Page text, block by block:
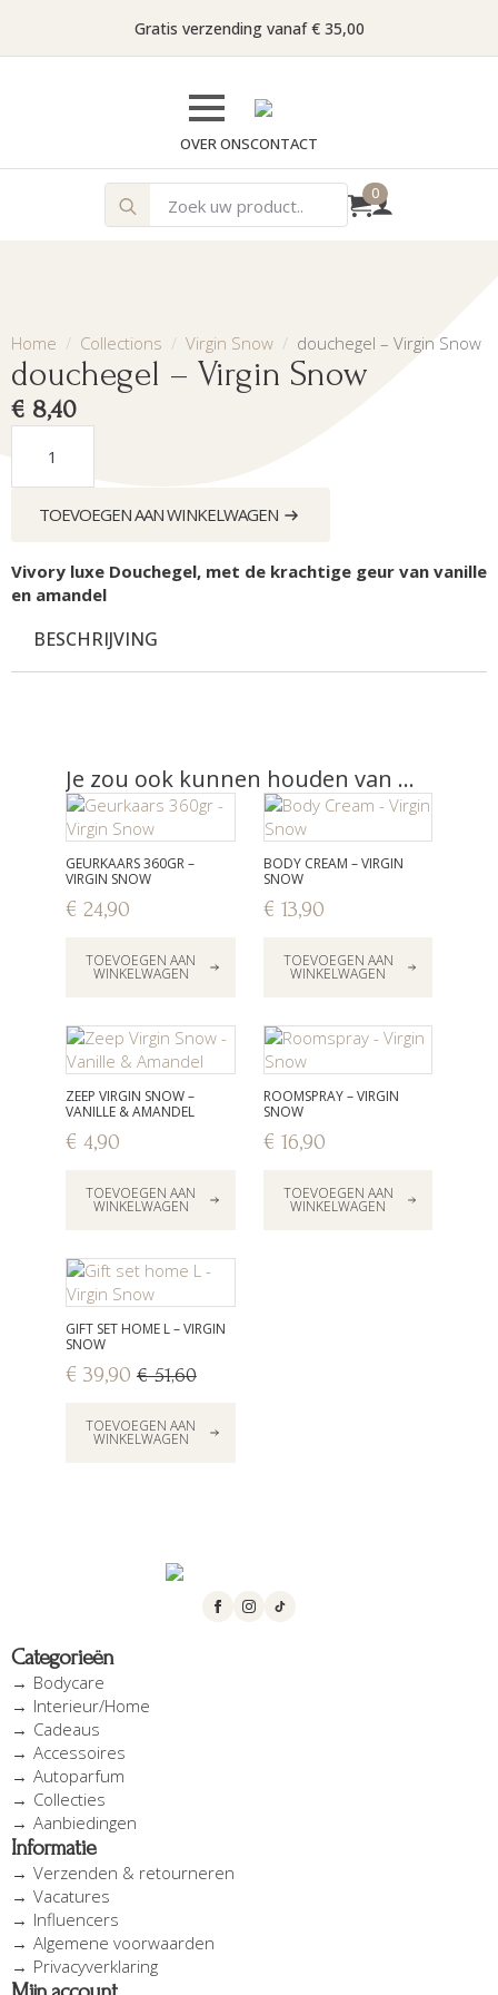
Gratis verzending vanaf € 35,00
OVER ONSCONTACT
Search
for:
0
Home Collections Virgin Snow douchegel – Virgin Snow
douchegel – Virgin Snow
€ 8,40
douchegel
Virgin
Snow
TOEVOEGEN AAN WINKELWAGEN
Vivory luxe Douchegel, met de krachtige geur van vanille
en amandel
BESCHRIJVING
Je zou ook kunnen houden van …
GEURKAARS 360GR –
VIRGIN SNOW
€ 24,90
TOEVOEGEN AAN
WINKELWAGEN
BODY CREAM – VIRGIN
SNOW
€ 13,90
TOEVOEGEN AAN
WINKELWAGEN
ZEEP VIRGIN SNOW –
VANILLE & AMANDEL
€ 4,90
TOEVOEGEN AAN
WINKELWAGEN
ROOMSPRAY – VIRGIN
SNOW
€ 16,90
TOEVOEGEN AAN
WINKELWAGEN
GIFT SET HOME L – VIRGIN
SNOW
€51,60
Oorspronkelijke
was:
€ 39,90
Huidige
TOEVOEGEN AAN
WINKELWAGEN
Categorieën
Bodycare
Interieur/Home
Cadeaus
Accessoires
Autoparfum
Collecties
Aanbiedingen
Informatie
Verzenden & retourneren
Vacatures
Influencers
Algemene voorwaarden
Privacyverklaring